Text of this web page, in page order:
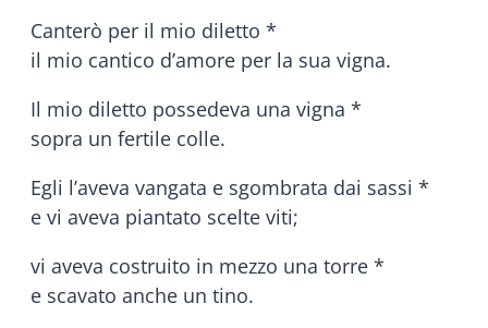
Canterò per il mio diletto *
il mio cantico d’amore per la sua vigna.
Il mio diletto possedeva una vigna *
sopra un fertile colle.
Egli l’aveva vangata e sgombrata dai sassi *
e vi aveva piantato scelte viti;
vi aveva costruito in mezzo una torre *
e scavato anche un tino.